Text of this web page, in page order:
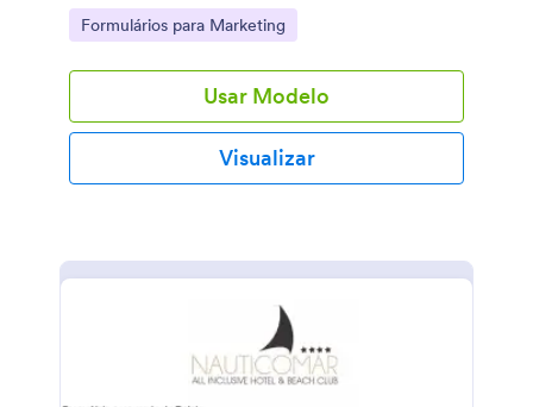
Go to Category:
Formulários para Marketing
Usar Modelo
Visualizar